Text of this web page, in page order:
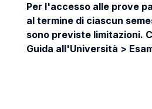
Per l'accesso alle prove
al termine di ciascun
sono previste limitazioni.
Guida all'Università >